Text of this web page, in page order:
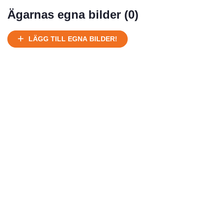
Under normalt skick, kan kräva reparation
Ägarnas egna bilder (0)
LÄGG TILL EGNA BILDER!